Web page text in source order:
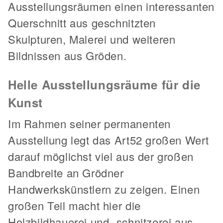
Ausstellungsräumen einen interessanten
Querschnitt aus geschnitzten
Skulpturen, Malerei und weiteren
Bildnissen aus Gröden.
Helle Ausstellungsräume für die
Kunst
Im Rahmen seiner permanenten
Ausstellung legt das Art52 großen Wert
darauf möglichst viel aus der großen
Bandbreite an Grödner
Handwerkskünstlern zu zeigen. Einen
großen Teil macht hier die